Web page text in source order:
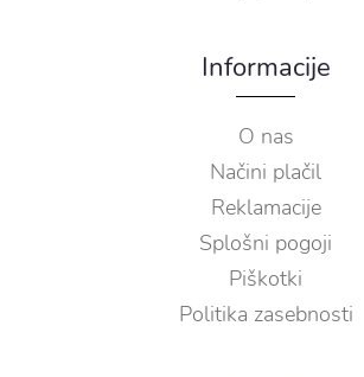
Informacije
O nas
Načini plačil
Reklamacije
Splošni pogoji
Piškotki
Politika zasebnosti